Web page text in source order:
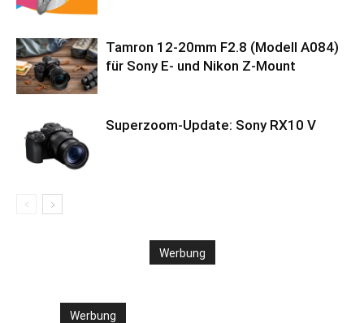
Tamron 12-20mm F2.8 (Modell A084)
für Sony E- und Nikon Z-Mount
Superzoom-Update: Sony RX10 V
Werbung
Werbung